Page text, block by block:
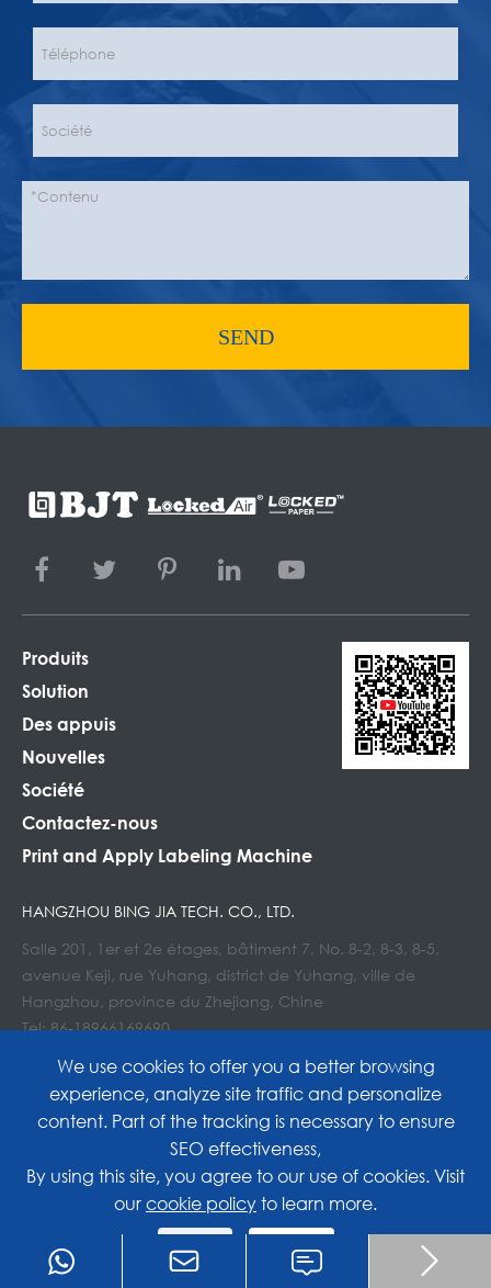
SEND
Produits
Solution
Des appuis
Nouvelles
Société
Contactez-nous
Print and Apply Labeling Machine
HANGZHOU BING JIA TECH. CO., LTD.
Salle 201, 1er et 2e étages, bâtiment 7, No. 8-2, 8-3, 8-5,
avenue Keji, rue Yuhang, district de Yuhang, ville de
Hangzhou, province du Zhejiang, Chine
Tel: 86-18966169690
Hangzhou Bing Jia Tech. Co., Ltd.
Rights Reserved.
Sitemap
Privacy Policy
 
We use cookies to offer you a better browsing
experience, analyze site traffic and personalize
content. Part of the tracking is necessary to ensure
SEO effectiveness,
By using this site, you agree to our use of cookies. Visit
ourcookie policyto learn more.
Reject
Accept